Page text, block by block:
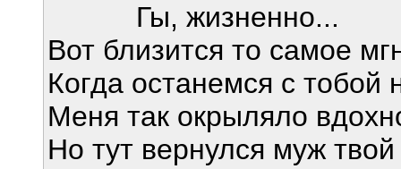
Гы, жизненно...
Вот близится то самое
Когда останемся с тобой
Меня так окрыляло
Но тут вернулся муж